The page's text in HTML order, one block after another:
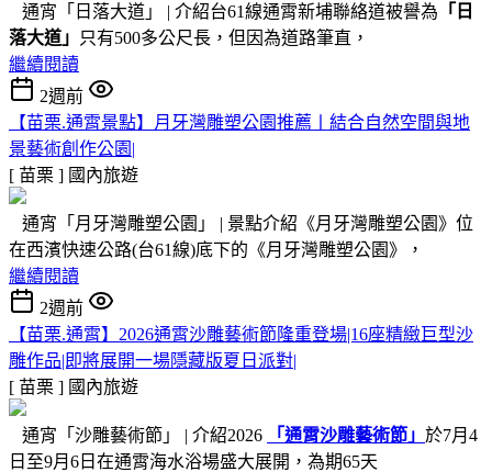
通宵「日落大道」 | 介紹台61線通霄新埔聯絡道被譽為 「日
落大道」
只有500多公尺長，但因為道路筆直，
繼續閱讀
2週前
【苗栗.通霄景點】月牙灣雕塑公園推薦〡結合自然空間與地
景藝術創作公園|
[ 苗栗 ] 國內旅遊
通宵「月牙灣雕塑公園」 | 景點介紹《月牙灣雕塑公園》位
在西濱快速公路(台61線)底下的《月牙灣雕塑公園》，
繼續閱讀
2週前
【苗栗.通霄】2026通霄沙雕藝術節隆重登場|16座精緻巨型沙
雕作品|即將展開一場隱藏版夏日派對|
[ 苗栗 ] 國內旅遊
通宵「沙雕藝術節」 | 介紹2026 「通霄沙雕藝術節」 於7月4
日至9月6日在通霄海水浴場盛大展開，為期65天